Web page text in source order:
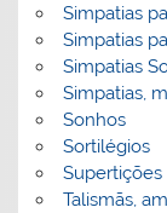
Simpatias
Simpatias
Simpatias
Simpatias,
Sonhos
Sortilégios
Supertições
Talismãs,